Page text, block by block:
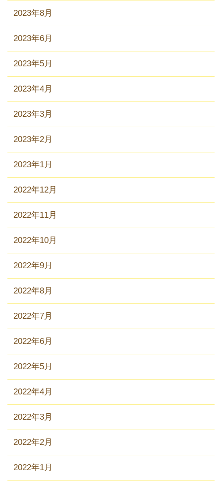
2023年8月
2023年6月
2023年5月
2023年4月
2023年3月
2023年2月
2023年1月
2022年12月
2022年11月
2022年10月
2022年9月
2022年8月
2022年7月
2022年6月
2022年5月
2022年4月
2022年3月
2022年2月
2022年1月